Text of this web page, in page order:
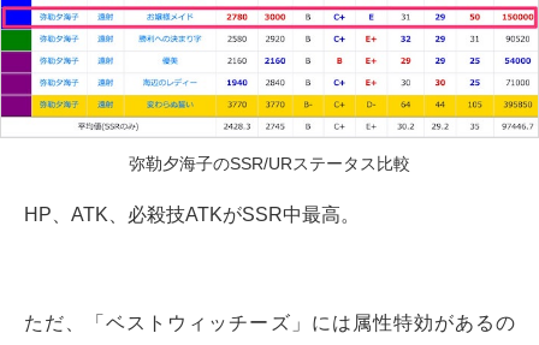
弥勒夕海子のSSR/URステータス比較
HP、ATK、必殺技ATKがSSR中最高。
ただ、「ベストウィッチーズ」には属性特効があるの